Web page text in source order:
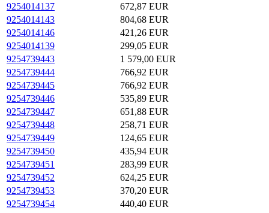
9254014137
672,87 EUR
9254014143
804,68 EUR
9254014146
421,26 EUR
9254014139
299,05 EUR
9254739443
1 579,00 EUR
9254739444
766,92 EUR
9254739445
766,92 EUR
9254739446
535,89 EUR
9254739447
651,88 EUR
9254739448
258,71 EUR
9254739449
124,65 EUR
9254739450
435,94 EUR
9254739451
283,99 EUR
9254739452
624,25 EUR
9254739453
370,20 EUR
9254739454
440,40 EUR